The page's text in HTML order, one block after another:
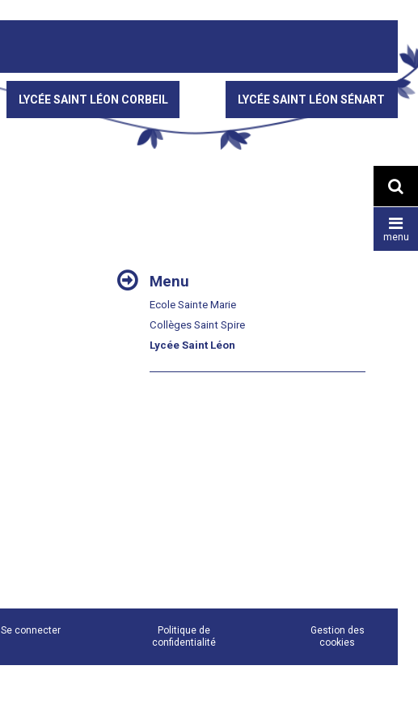
LYCÉE SAINT LÉON CORBEIL LYCÉE SAINT LÉON SÉNART


menu
NAVIGATION
Menu
Ecole Sainte Marie
Collèges Saint Spire
Lycée Saint Léon
Se connecter
Politique de
confidentialité
Gestion des
cookies